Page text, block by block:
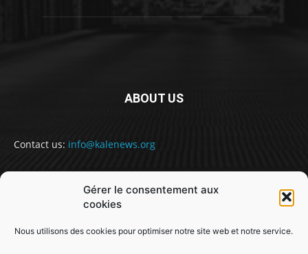
Gérer le consentement aux
cookies
Nous utilisons des cookies pour optimiser notre site web et notre service.
ABOUT US
Contact us: info@kalenews.org
FOLLOW US